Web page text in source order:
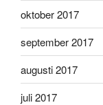
oktober 2017
september 2017
augusti 2017
juli 2017